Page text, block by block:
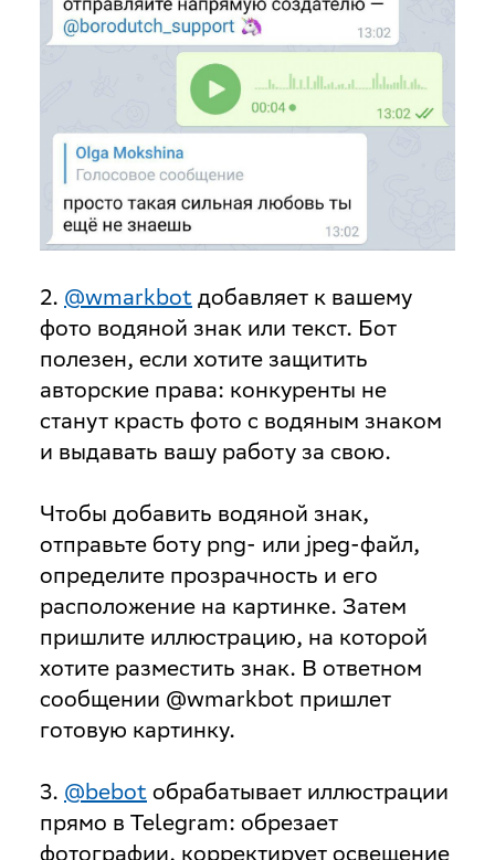
2. @wmarkbot добавляет к вашему
фото водяной знак или текст. Бот
полезен, если хотите защитить
авторские права: конкуренты не
станут красть фото с водяным знаком
и выдавать вашу работу за свою.
Чтобы добавить водяной знак,
отправьте боту png- или jpeg-файл,
определите прозрачность и его
расположение на картинке. Затем
пришлите иллюстрацию, на которой
хотите разместить знак. В ответном
сообщении @wmarkbot пришлет
готовую картинку.
3. @bebot обрабатывает иллюстрации
прямо в Telegram: обрезает
фотографии, корректирует освещение